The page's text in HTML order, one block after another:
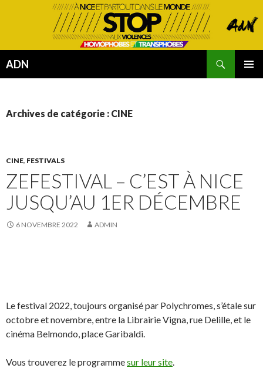
ADN
Archives de catégorie : CINE
CINE, FESTIVALS
ZEFESTIVAL – C’EST À NICE
JUSQU’AU 1ER DÉCEMBRE
6 NOVEMBRE 2022 ADMIN
Le festival 2022, toujours organisé par Polychromes, s’étale sur
octobre et novembre, entre la Librairie Vigna, rue Delille, et le
cinéma Belmondo, place Garibaldi.
Vous trouverez le programmesur leur site.